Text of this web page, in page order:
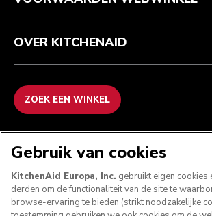
OVER KITCHENAID
ZOEK EEN WINKEL
VOLG ONS
Gebruik van cookies
KitchenAid Europa, Inc. gebruikt eigen cookies
derden om de functionaliteit van de site te
browse-ervaring te bieden (strikt noodzakelijke